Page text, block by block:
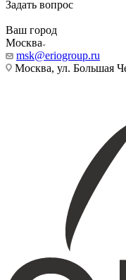
Задать вопрос
Ваш город
Москва
msk@eriogroup.ru
Москва, ул. Большая